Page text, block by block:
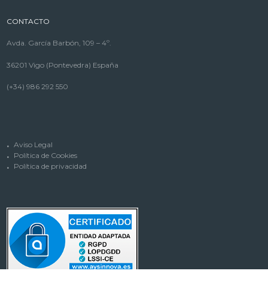
CONTACTO
Avda. García Barbón, 109 – 4º.
36201 Vigo (Pontevedra) España
(+34) 986 292 550
Aviso Legal
Política de Cookies
Política de privacidad